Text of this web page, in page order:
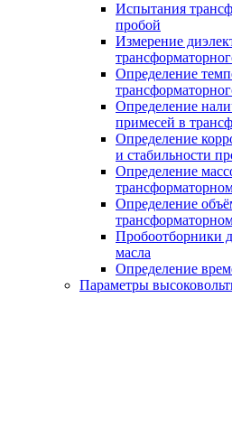
Испытания
пробой
Измерение
Определение
Определение
примесей в
Определение
и стабильности
Определение
Определение
Пробоотборники
масла
Определение
Параметры